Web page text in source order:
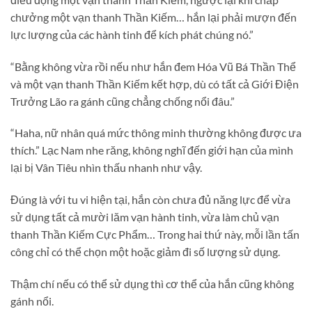
chưởng một vạn thanh Thần Kiếm… hắn lại phải mượn đến
lực lượng của các hành tinh để kích phát chúng nó.”
“Bằng không vừa rồi nếu như hắn đem Hóa Vũ Bá Thần Thể
và một vạn thanh Thần Kiếm kết hợp, dù có tất cả Giới Điện
Trưởng Lão ra gánh cũng chẳng chống nổi đâu.”
“Haha, nữ nhân quá mức thông minh thường không được ưa
thích.” Lạc Nam nhe răng, không nghĩ đến giới hạn của mình
lại bị Vân Tiêu nhìn thấu nhanh như vậy.
Đúng là với tu vi hiện tại, hắn còn chưa đủ năng lực để vừa
sử dụng tất cả mười lăm vạn hành tinh, vừa làm chủ vạn
thanh Thần Kiếm Cực Phẩm… Trong hai thứ này, mỗi lần tấn
công chỉ có thể chọn một hoặc giảm đi số lượng sử dụng.
Thậm chí nếu có thể sử dụng thì cơ thể của hắn cũng không
gánh nổi.